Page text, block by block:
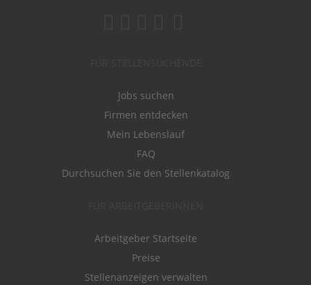
Jobs suchen
Firmen entdecken
Mein Lebenslauf
FAQ
Durchsuchen Sie den Stellenkatalog
Arbeitgeber Startseite
Preise
Stellenanzeigen verwalten